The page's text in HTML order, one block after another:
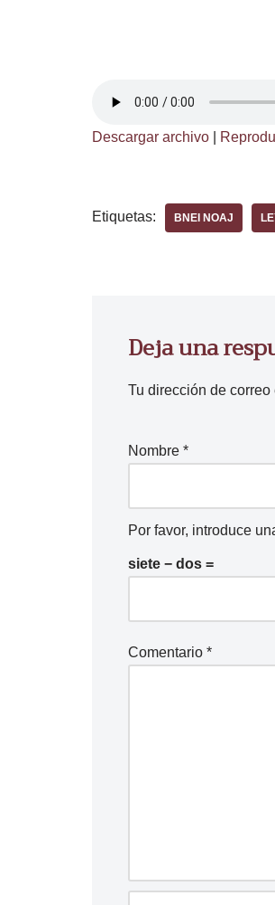
Descargar archivo
Etiquetas: BNEI NOAJ
Deja una
Tu dirección de
Nombre *
Por favor, introduce
siete − dos =
Comentario *